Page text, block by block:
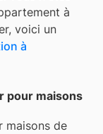
à
voici un
à
pour maisons
maisons de